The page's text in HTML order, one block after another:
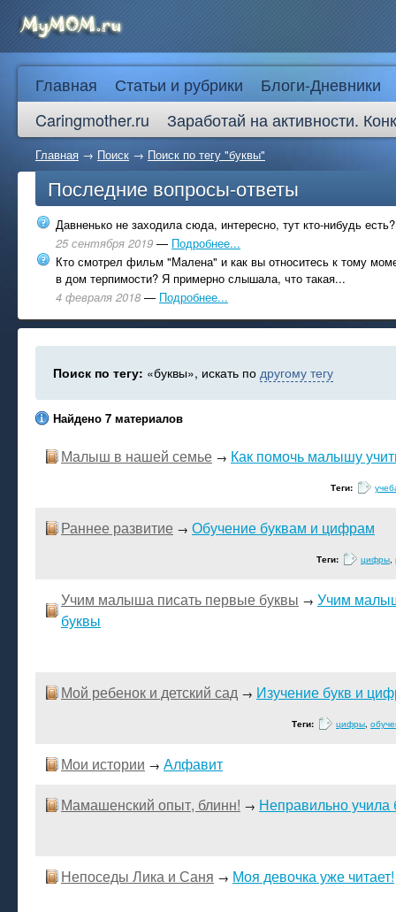
Главная Статьи и рубрики
Блоги-Дневники
Caringmother.ru
Заработай на активности.
Главная → Поиск → Поиск по тегу "буквы"
Последние вопросы-ответы
Давненько не заходила сюда, интересно, тут кто-нибудь есть?
25 сентября 2019 — Подробнее...
Кто смотрел фильм "Малена" и как вы относитесь к тому
в дом терпимости? Я примерно слышала, что такая...
4 февраля 2018 — Подробнее...
Поиск по тегу: «буквы», искать по другому тегу
Найдено 7 материалов
Малыш в нашей семье → Как помочь малышу
Теги:
Раннее развитие → Обучение буквам и цифрам
Теги: цифры,
Учим малыша писать первые буквы → Учим
буквы
Мой ребенок и детский сад → Изучение букв и
Теги: цифры,
Мои истории → Алфавит
Мамашенский опыт, блинн! → Неправильно учила
Непоседы Лика и Саня → Моя девочка уже читает!